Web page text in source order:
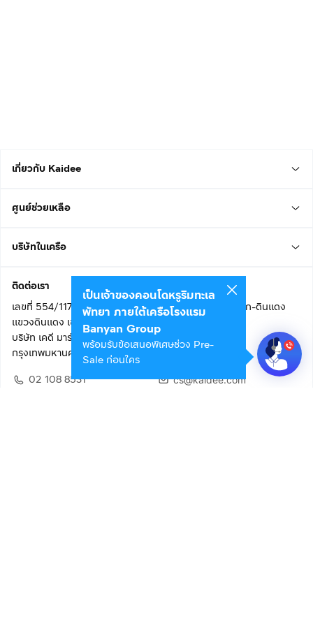
เกี่ยวกับ Kaidee
ศูนย์ช่วยเหลือ
บริษัทในเครือ
ติดต่อเรา
เลขที่ 554/117 อาคารสกายไนน์ เซ็นเตอร์ ชั้น 22 ถนนอโศก-ดินแดง
แขวงดินแดง เขตดินแดง
บริษัท เคดี มาร์เก็ตเพลส จำกัด (สำนักงานใหญ่)
กรุงเทพมหานคร 10400
02 108 8531
cs@kaidee.com
เป็นเจ้าของคอนโดหรูริมทะเล
พัทยา ภายใต้เครือโรงแรม
Banyan Group
พร้อมรับข้อเสนอพิเศษช่วง Pre-
Sale ก่อนใคร